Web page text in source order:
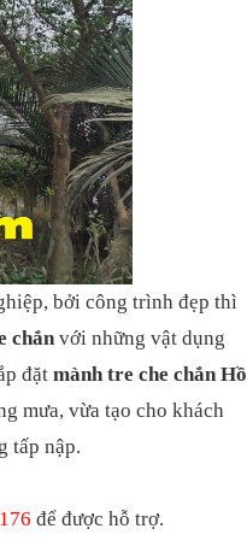
bởi công trình đẹp thì
chắnvới những vật dụng
đặtmành tre che chắn Hồ
mưa, vừa tạo cho khách
tấp nập.
để được hỗ trợ.